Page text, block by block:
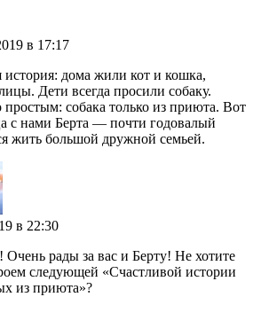
в 17:17
история: дома жили кот и кошка,
Дети всегда просили собаку.
собака только из приюта. Вот
с нами Берта — почти годовалый
жить большой дружной семьей.
в 22:30
Очень рады за вас и Берту! Не хотите
следующей «Счастливой истории
из приюта»?